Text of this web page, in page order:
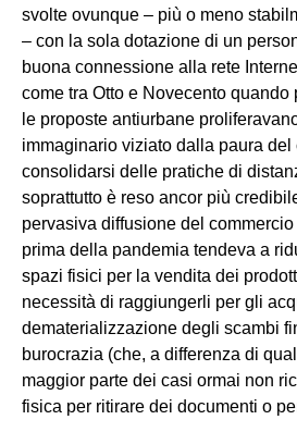
svolte ovunque – più o meno
– con la sola dotazione di un
buona connessione alla rete
come tra Otto e Novecento
le proposte antiurbane
immaginario viziato dalla paura del
consolidarsi delle pratiche di
soprattutto è reso ancor più
pervasiva diffusione del
prima della pandemia tendeva a
spazi fisici per la vendita dei
necessità di raggiungerli per gli
dematerializzazione degli scambi
burocrazia (che, a differenza di
maggior parte dei casi ormai non
fisica per ritirare dei documenti o